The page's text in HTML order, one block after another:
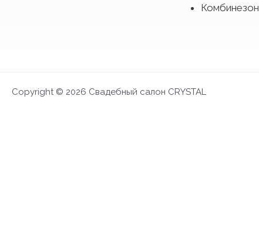
Комбинезон
Copyright © 2026 Свадебный салон CRYSTAL